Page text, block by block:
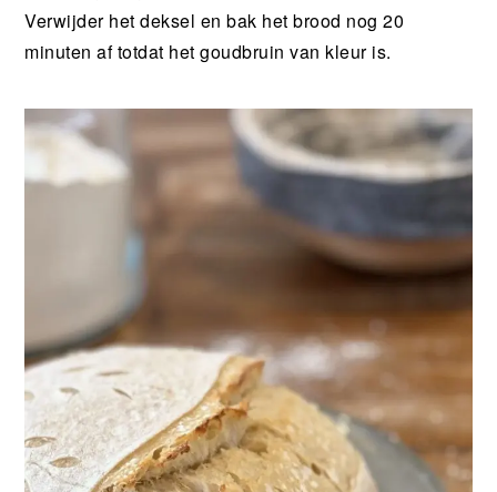
Verwijder het deksel en bak het brood nog 20
minuten af totdat het goudbruin van kleur is.